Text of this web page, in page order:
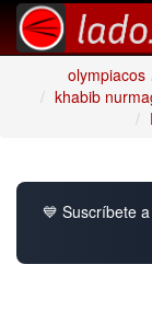
olympiacos
khabib
💙 Suscríbete